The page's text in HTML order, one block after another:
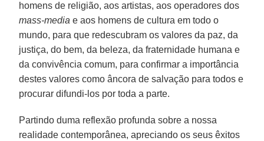
homens de religião, aos artistas, aos operadores dos
mass-media e aos homens de cultura em todo o
mundo, para que redescubram os valores da paz, da
justiça, do bem, da beleza, da fraternidade humana e
da convivência comum, para confirmar a importância
destes valores como âncora de salvação para todos e
procurar difundi-los por toda a parte.
Partindo duma reflexão profunda sobre a nossa
realidade contemporânea, apreciando os seus êxitos